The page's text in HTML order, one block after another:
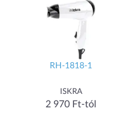
RH-1818-1
ISKRA
2 970 Ft-tól